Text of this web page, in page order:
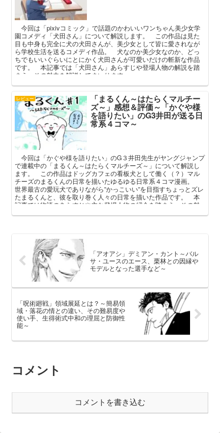
今回は「pixivコミック」で話題のかわいいワンちゃん美少女学
園コメディ「犬田さん」について解説します。 この作品は見た
目も中身も完全に犬の犬田さんが、美少女として皆に愛されなが
ら学校生活を送るコメディ作品。 犬なのか美少女なのか、どっ
ちでもいいぐらいにとにかく犬田さんが可愛いだけの斬新な作品
です。 本記事では「犬田さん」あらすじや登場人物の解説を踏
まえ、その魅力を解説してまいります。
レビュー 「まるくん～はたらくマルチー
ズ～」感想＆評価～「かぐや様
を語りたい」のG3井田が送る日
常系４コマ～
今回は「かぐや様を語りたい」のG３井田先生がヤングジャンプ
で連載中の「まるくん～はたらくマルチーズ～」について解説し
ます。 この作品はドッグカフェの看板犬として働く（？）マル
チーズのまるくんの日常を描いたゆるゆる日常系４コマ漫画。
世界最古の愛玩犬でありながら”かっこいい”を目指すちょっとズレ
たまるくんと、彼を取り巻く人々の日常を描いた作品です。 本
記事では物語のあらすじや主な登場人物の紹介を踏まえ、その魅
「アオアシ」デミアン・カント～バル
サ・ユースのエース、栗林との因縁や
モデルとなった選手など～
「呪術廻戦」領域展延とは？～簡易領
域・落花の情との違い、その難易度や
使い手、生得術式中和の理屈と防御性
能～
コメント
コメントを書き込む